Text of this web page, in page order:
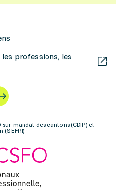
les professions, les
mandat des cantons (CDIP) et
(SEFRI)